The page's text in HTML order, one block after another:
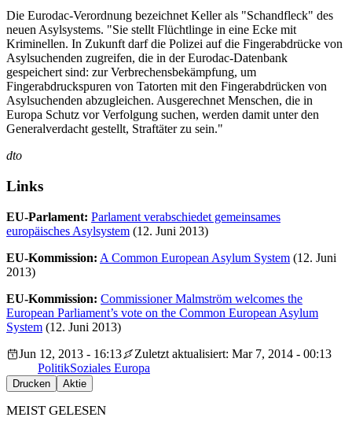
Die Eurodac-Verordnung bezeichnet Keller als "Schandfleck" des
neuen Asylsystems. "Sie stellt Flüchtlinge in eine Ecke mit
Kriminellen. In Zukunft darf die Polizei auf die Fingerabdrücke von
Asylsuchenden zugreifen, die in der Eurodac-Datenbank
gespeichert sind: zur Verbrechensbekämpfung, um
Fingerabdruckspuren von Tatorten mit den Fingerabdrücken von
Asylsuchenden abzugleichen. Ausgerechnet Menschen, die in
Europa Schutz vor Verfolgung suchen, werden damit unter den
Generalverdacht gestellt, Straftäter zu sein."
dto
Links
EU-Parlament: Parlament verabschiedet gemeinsames
europäisches Asylsystem (12. Juni 2013)
EU-Kommission: A Common European Asylum System (12. Juni
2013)
EU-Kommission: Commissioner Malmström welcomes the
European Parliament’s vote on the Common European Asylum
System (12. Juni 2013)
Jun 12, 2013 - 16:13
Zuletzt aktualisiert: Mar 7, 2014 - 00:13
PolitikSoziales Europa
Drucken Aktie
MEIST GELESEN